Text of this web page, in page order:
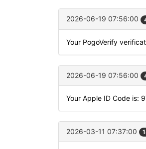
2026-06-19 07:56:00
Your PogoVerify
2026-06-19 07:56:00
Your Apple ID Code is:
2026-03-11 07:37:00